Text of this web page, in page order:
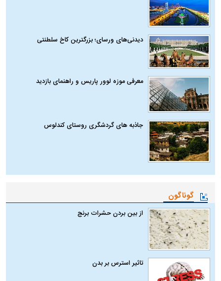
دیدنی‌های ورسای؛ بزرگترین کاخ سلطنتی
معرفی موزه لوور پاریس و راهنمای بازدید
جاذبه های گردشگری روستای کندلوس
گوناگون
از بین بردن حشرات برنج
تاثیر استرس بر بدن